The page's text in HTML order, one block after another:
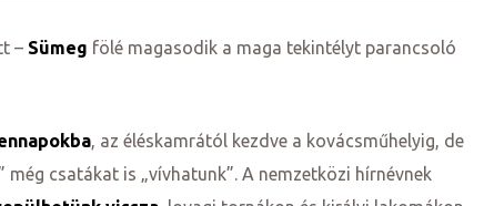
– Sümeg fölé magasodik a maga tekintélyt parancsoló
, az éléskamrától kezdve a kovácsműhelyig, de
csatákat is „vívhatunk”. A nemzetközi hírnévnek